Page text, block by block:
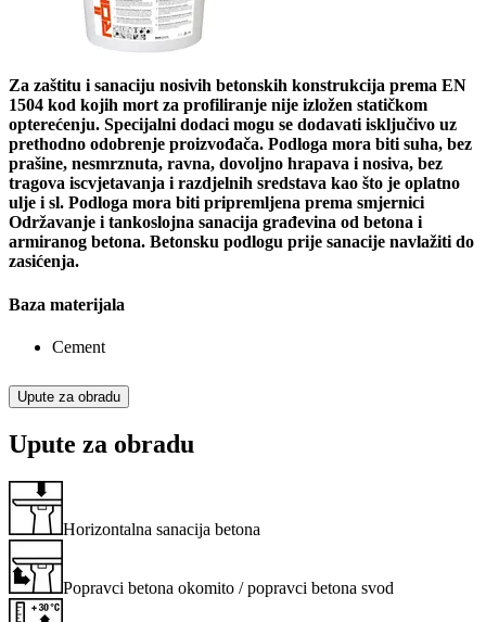
Za zaštitu i sanaciju nosivih betonskih konstrukcija prema EN
1504 kod kojih mort za profiliranje nije izložen statičkom
opterećenju. Specijalni dodaci mogu se dodavati isključivo uz
prethodno odobrenje proizvođača. Podloga mora biti suha, bez
prašine, nesmrznuta, ravna, dovoljno hrapava i nosiva, bez
tragova iscvjetavanja i razdjelnih sredstava kao što je oplatno
ulje i sl. Podloga mora biti pripremljena prema smjernici
Održavanje i tankoslojna sanacija građevina od betona i
armiranog betona. Betonsku podlogu prije sanacije navlažiti do
zasićenja.
Baza materijala
Cement
Upute za obradu
Upute za obradu
Horizontalna sanacija betona
Popravci betona okomito / popravci betona svod